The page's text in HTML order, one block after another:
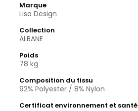
Marque
Lisa Design
Collection
ALBANE
Poids
78 kg
Composition du tissu
92% Polyester / 8% Nylon
Certificat environnement et santé